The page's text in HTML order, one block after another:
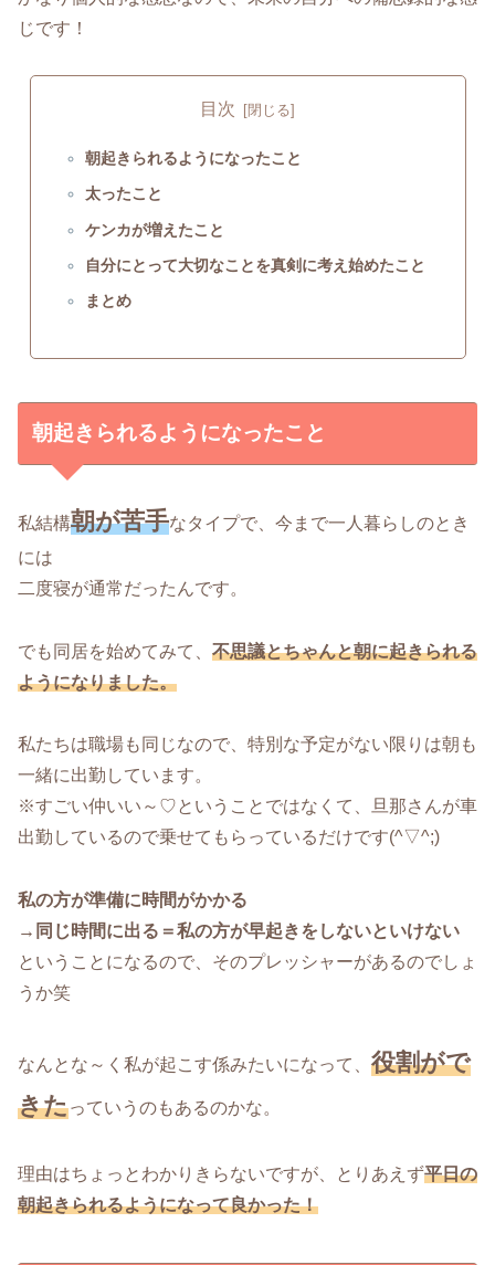
じです！
目次
朝起きられるようになったこと
太ったこと
ケンカが増えたこと
自分にとって大切なことを真剣に考え始めたこと
まとめ
朝起きられるようになったこと
私結構朝が苦手なタイプで、今まで一人暮らしのとき
には
二度寝が通常だったんです。
でも同居を始めてみて、 不思議とちゃんと朝に起きられる
ようになりました。
私たちは職場も同じなので、特別な予定がない限りは朝も
一緒に出勤しています。
※すごい仲いい～♡ということではなくて、旦那さんが車
出勤しているので乗せてもらっているだけです(^▽^;)
私の方が準備に時間がかかる
→同じ時間に出る＝私の方が早起きをしないといけない
ということになるので、そのプレッシャーがあるのでしょ
うか笑
なんとな～く私が起こす係みたいになって、 役割がで
きたっていうのもあるのかな。
理由はちょっとわかりきらないですが、とりあえず平日の
朝起きられるようになって良かった！